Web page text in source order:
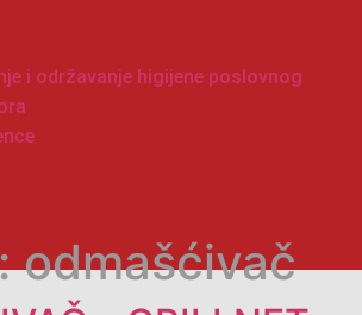
i održavanje higijene poslovnog
odmašćivač